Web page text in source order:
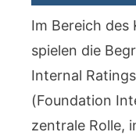
Im Bereich des
spielen die
Internal
(Foundation
zentrale Rolle,